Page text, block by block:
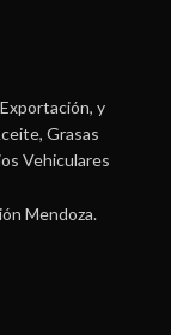
y
Grasas
Vehiculares
Mendoza.